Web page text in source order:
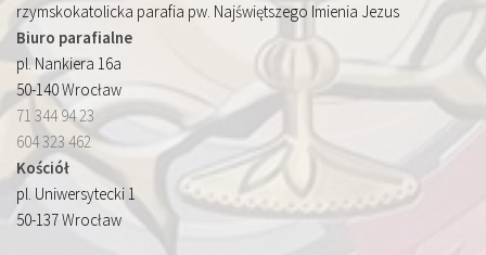
rzymskokatolicka parafia pw. Najświętszego Imienia Jezus
Biuro parafialne
pl. Nankiera 16a
50-140 Wrocław
71 344 94 23
604 323 462
Kościół
pl. Uniwersytecki 1
50-137 Wrocław